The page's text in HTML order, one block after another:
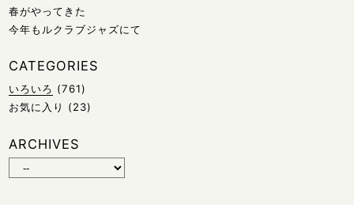
春がやってきた
今年もルクラブジャズにて
CATEGORIES
いろいろ (761)
お気に入り
(23)
ARCHIVES